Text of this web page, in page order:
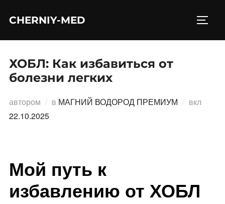
CHERNIY-MED
ХОБЛ: Как избавиться от
болезни легких
автором в МАГНИЙ ВОДОРОД ПРЕМИУМ вкл
22.10.2025
Мой путь к
избавлению от ХОБЛ